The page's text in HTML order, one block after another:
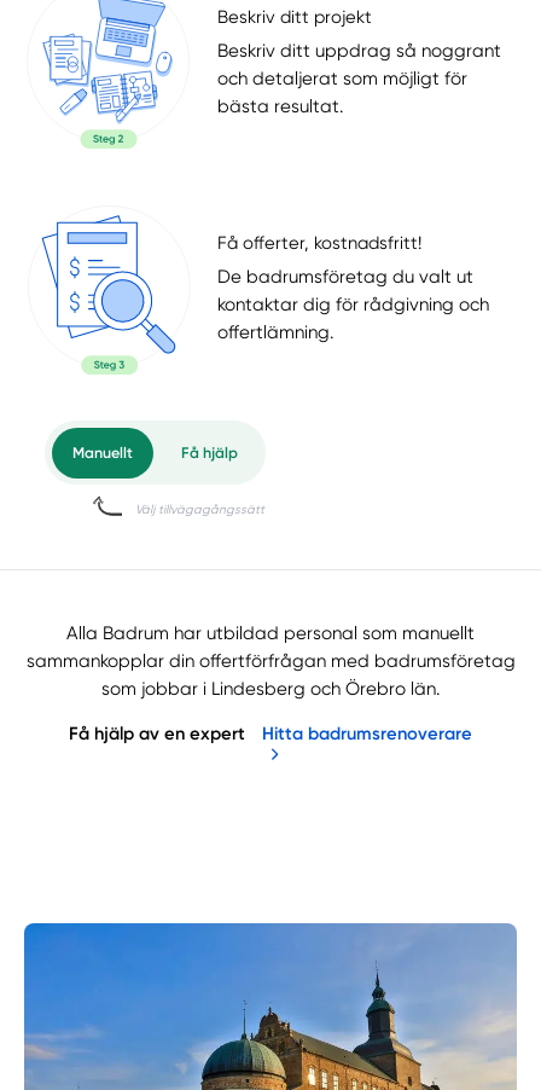
Beskriv ditt projekt
Beskriv ditt uppdrag så noggrant
och detaljerat som möjligt för
bästa resultat.
Få offerter, kostnadsfritt!
De badrumsföretag du valt ut
kontaktar dig för rådgivning och
offertlämning.
Få hjälp
Välj tillvägagångssätt
Alla Badrum har utbildad personal som manuellt
sammankopplar din offertförfrågan med badrumsföretag
som jobbar i Lindesberg och Örebro län.
Få hjälp av en expert Hitta badrumsrenoverare